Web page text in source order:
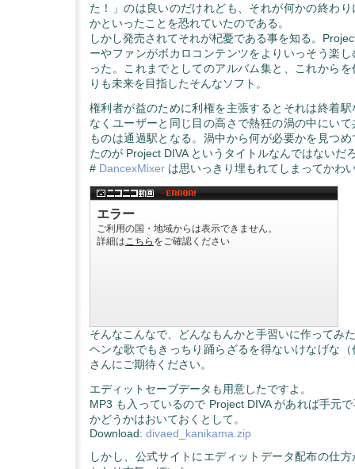
た！」のは良いのだけれども、それが何かの終わ
かといったことを恐れていたのである。
しかし発売されてそれが杞憂である事を知る。
ーやファンがボカロコンテンツをよりいっそう楽
った。これまでとしてのアルバム集と、これから
りも未来を目指したそんなソフト。
権利者が益のために利権を主張するとそれは終着
なくユーザーと同じ目の高さで熱狂の渦の中にい
ものは通過駅となる。渦中から何が必要かを見つ
たのが Project DIVA というタイトルなんではないだ
# DancexMixer は思いっきり埋もれてしまってかわ
そんなこんなで、どんなもんかと手習いに作ってみ
ヘンな歌でもきっちり踊らざるを得ないけなげな
さんにご期待ください。
エディットセーブデータも用意したですよ。
MP3 も入っているので Project DIVA があれば手元
かどうかはおいておくとして。
Download: divaed_kanikama.zip
しかし、公式サイトにエディットデータ配布の仕